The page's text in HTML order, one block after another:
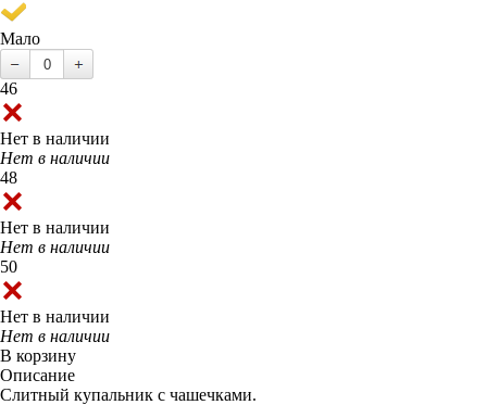
Мало
46
Нет в наличии
Нет в наличии
48
Нет в наличии
Нет в наличии
50
Нет в наличии
Нет в наличии
В корзину
Описание
Слитный купальник с чашечками.